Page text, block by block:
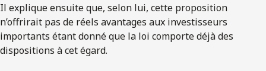
Il explique ensuite que, selon lui, cette proposition
n’offrirait pas de réels avantages aux investisseurs
importants étant donné que la loi comporte déjà des
dispositions à cet égard.